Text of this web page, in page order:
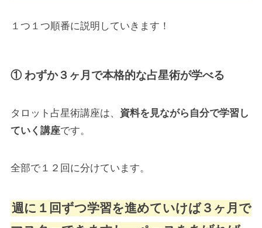
１つ１つ順番に説明していきます！
① わずか３ヶ月で本格的な占星術が学べる
タロット占星術講座は、 資料を見ながら自分で学習し
ていく講座です。
全部で１２回に分けています。
週に１回ずつ学習を進めていけば３ヶ月で